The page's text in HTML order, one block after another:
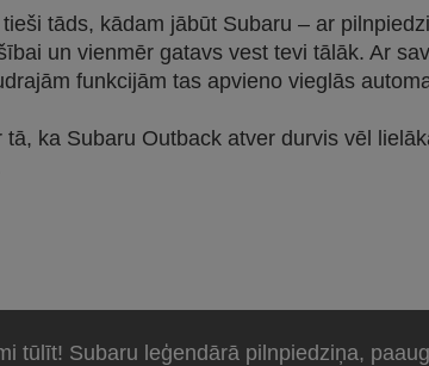
tāds, kādam jābūt Subaru – ar
un vienmēr gatavs vest tevi tālāk. Ar
funkcijām tas apvieno vieglās
ka Subaru Outback atver durvis vēl
tūlīt! Subaru leģendārā pilnpiedziņa,